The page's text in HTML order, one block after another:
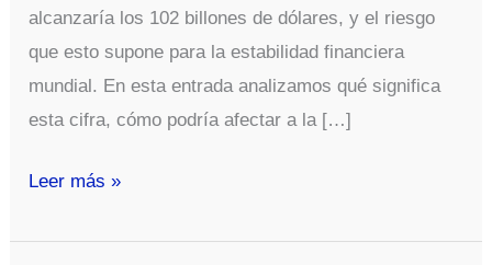
alcanzaría los 102 billones de dólares, y el riesgo
que esto supone para la estabilidad financiera
mundial. En esta entrada analizamos qué significa
esta cifra, cómo podría afectar a la […]
Deuda
Billones
Leer más »